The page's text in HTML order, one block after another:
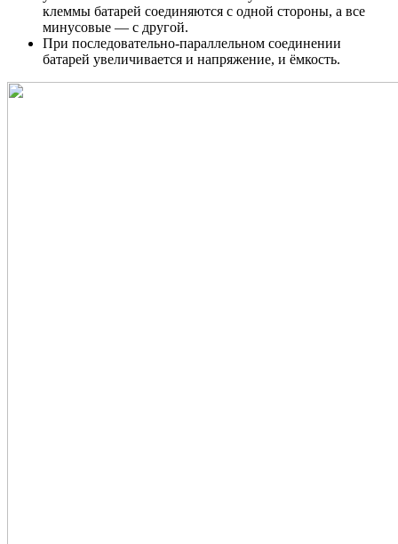
клеммы батарей соединяются с одной стороны, а все
минусовые — с другой.
При последовательно-параллельном соединении
батарей увеличивается и напряжение, и ёмкость.